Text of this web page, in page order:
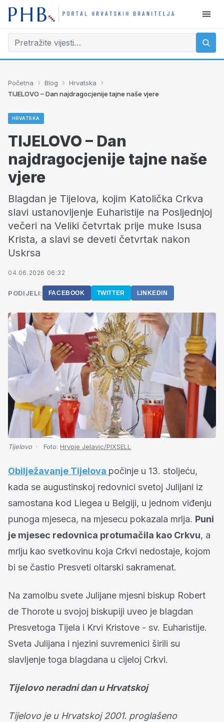
Početna › Blog › Hrvatska ›
TIJELOVO – Dan najdragocjenije tajne naše vjere
HRVATSKA
TIJELOVO – Dan
najdragocjenije tajne naše
vjere
Blagdan je Tijelova, kojim Katolička Crkva
slavi ustanovljenje Euharistije na Posljednjoj
večeri na Veliki četvrtak prije muke Isusa
Krista, a slavi se deveti četvrtak nakon
Uskrsa
04.06.2026 06:32
PODIJELI: FACEBOOK TWITTER LINKEDIN
Tijelovo Foto: Hrvoje Jelavic/PIXSELL
Obilježavanje Tijelova počinje u 13. stoljeću,
kada se augustinskoj redovnici svetoj Julijani iz
samostana kod Liegea u Belgiji, u jednom viđenju
punoga mjeseca, na mjesecu pokazala mrlja. Puni
je mjesec redovnica protumačila kao Crkvu, a
mrlju kao svetkovinu koja Crkvi nedostaje, kojom
bi se častio Presveti oltarski sakramenat.
Na zamolbu svete Julijane mjesni biskup Robert
de Thorote u svojoj biskupiji uveo je blagdan
Presvetoga Tijela i Krvi Kristove - sv. Euharistije.
Sveta Julijana i njezini suvremenici širili su
slavljenje toga blagdana u cijeloj Crkvi.
Tijelovo neradni dan u Hrvatskoj
Tijelovo je u Hrvatskoj 2001. proglašeno